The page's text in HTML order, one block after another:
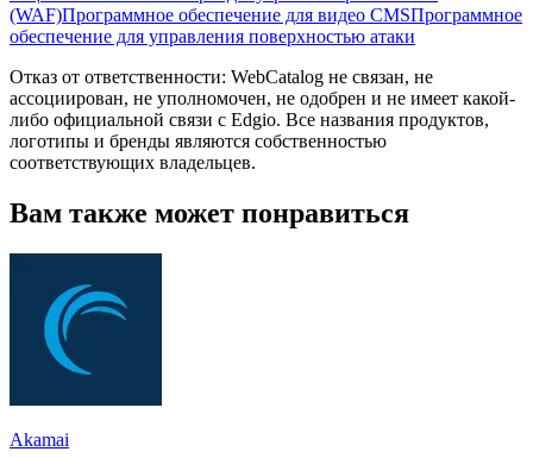
(WAF)Программное обеспечение для видео CMSПрограммное
обеспечение для управления поверхностью атаки
Отказ от ответственности: WebCatalog не связан, не
ассоциирован, не уполномочен, не одобрен и не имеет какой-
либо официальной связи с Edgio. Все названия продуктов,
логотипы и бренды являются собственностью
соответствующих владельцев.
Вам также может понравиться
Akamai